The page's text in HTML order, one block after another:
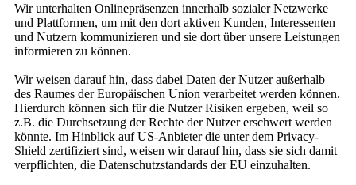
Wir unterhalten Onlinepräsenzen innerhalb sozialer Netzwerke
und Plattformen, um mit den dort aktiven Kunden, Interessenten
und Nutzern kommunizieren und sie dort über unsere Leistungen
informieren zu können.
Wir weisen darauf hin, dass dabei Daten der Nutzer außerhalb
des Raumes der Europäischen Union verarbeitet werden können.
Hierdurch können sich für die Nutzer Risiken ergeben, weil so
z.B. die Durchsetzung der Rechte der Nutzer erschwert werden
könnte. Im Hinblick auf US-Anbieter die unter dem Privacy-
Shield zertifiziert sind, weisen wir darauf hin, dass sie sich damit
verpflichten, die Datenschutzstandards der EU einzuhalten.